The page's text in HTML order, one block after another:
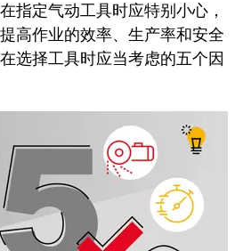
指定气动工具时应特别小心，
高作业的效率、生产率和安全
选择工具时应当考虑的五个因